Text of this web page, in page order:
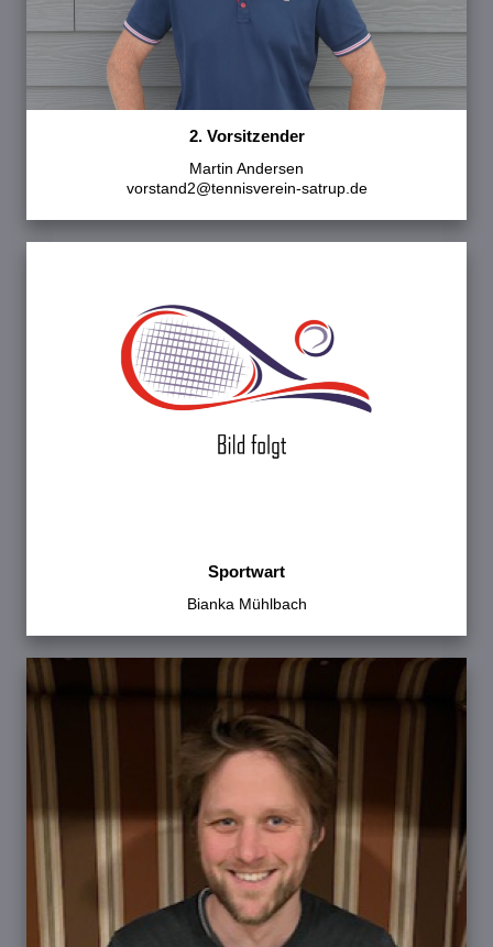
2. Vorsitzender
Martin Andersen
vorstand2@tennisverein-satrup.de
Sportwart
Bianka Mühlbach